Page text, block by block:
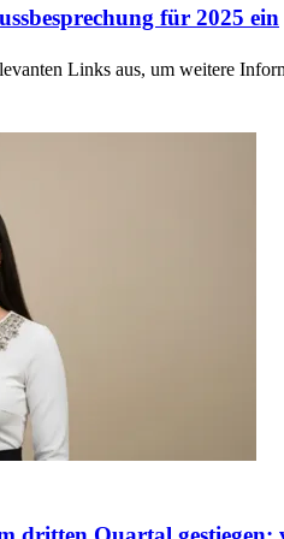
für 2025 ein
Links aus, um weitere